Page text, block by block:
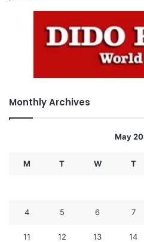
Monthly Archives
May
M T W T
4 5 6 7
11 12 13 14